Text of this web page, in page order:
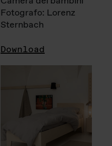
Fotografo: Lorenz
Sternbach
Download